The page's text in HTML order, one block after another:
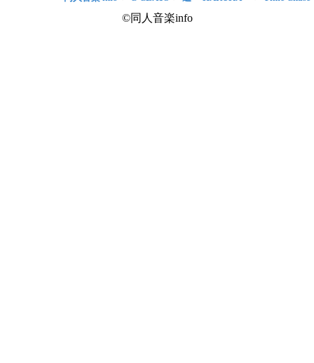
©同人音楽info